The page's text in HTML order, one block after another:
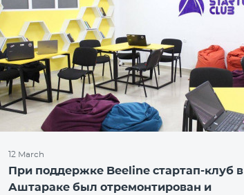
12 March
При поддержке Beeline стартап-клуб в
Аштараке был отремонтирован и